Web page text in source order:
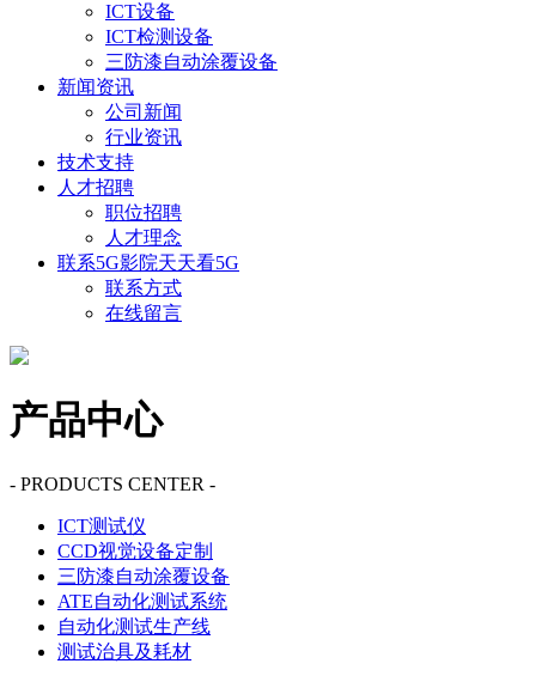
ICT设备
ICT检测设备
三防漆自动涂覆设备
新闻资讯
公司新闻
行业资讯
技术支持
人才招聘
职位招聘
人才理念
联系5G影院天天看5G
联系方式
在线留言
产品中心
- PRODUCTS CENTER -
ICT测试仪
CCD视觉设备定制
三防漆自动涂覆设备
ATE自动化测试系统
自动化测试生产线
测试治具及耗材